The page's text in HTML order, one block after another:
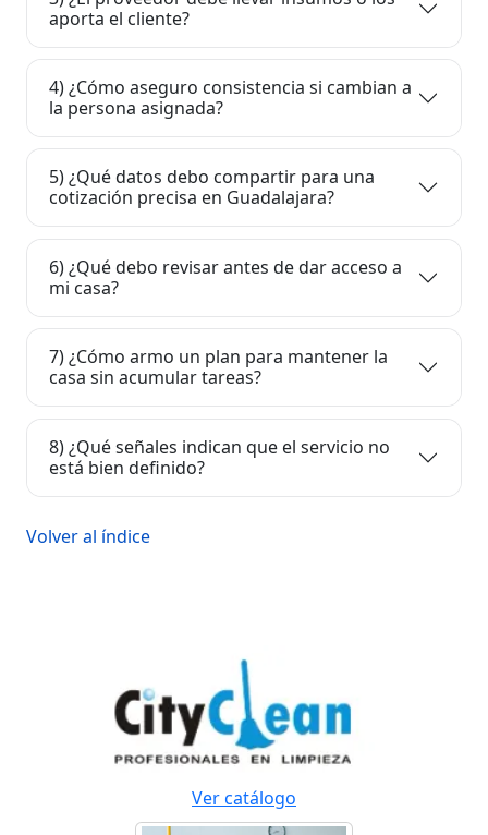
aporta el cliente?
4) ¿Cómo aseguro consistencia si cambian a
la persona asignada?
5) ¿Qué datos debo compartir para una
cotización precisa en Guadalajara?
6) ¿Qué debo revisar antes de dar acceso a
mi casa?
7) ¿Cómo armo un plan para mantener la
casa sin acumular tareas?
8) ¿Qué señales indican que el servicio no
está bien definido?
Volver al índice
Ver catálogo